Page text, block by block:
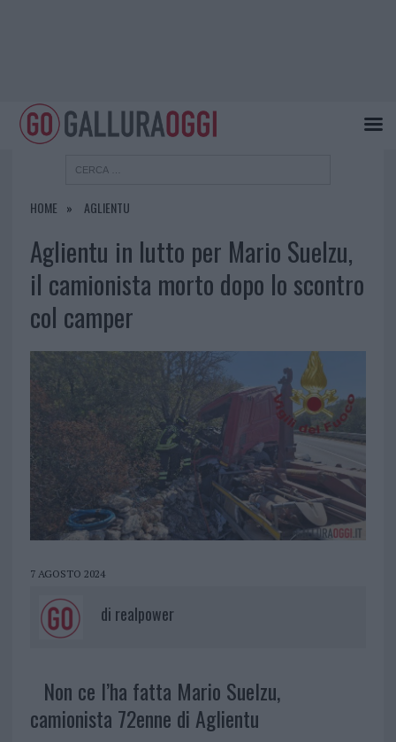
HOME AGLIENTU
Aglientu in lutto per Mario Suelzu,
il camionista morto dopo lo scontro
col camper
7 AGOSTO 2024
di realpower
Non ce l’ha fatta Mario Suelzu,
camionista 72enne di Aglientu